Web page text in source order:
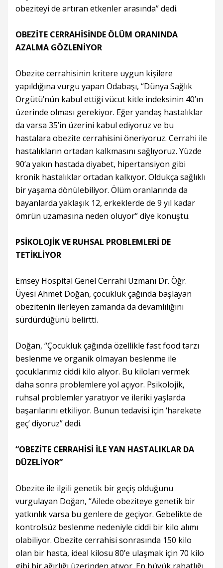
obeziteyi de artıran etkenler arasında” dedi.
OBEZİTE CERRAHİSİNDE ÖLÜM ORANINDA
AZALMA GÖZLENİYOR
Obezite cerrahisinin kritere uygun kişilere
yapıldığına vurgu yapan Odabaşı, “Dünya Sağlık
Örgütü’nün kabul ettiği vücut kitle indeksinin 40’ın
üzerinde olması gerekiyor. Eğer yandaş hastalıklar
da varsa 35’in üzerini kabul ediyoruz ve bu
hastalara obezite cerrahisini öneriyoruz. Cerrahi ile
hastalıkların ortadan kalkmasını sağlıyoruz. Yüzde
90’a yakın hastada diyabet, hipertansiyon gibi
kronik hastalıklar ortadan kalkıyor. Oldukça sağlıklı
bir yaşama dönülebiliyor. Ölüm oranlarında da
bayanlarda yaklaşık 12, erkeklerde de 9 yıl kadar
ömrün uzamasına neden oluyor” diye konuştu.
PSİKOLOJİK VE RUHSAL PROBLEMLERİ DE
TETİKLİYOR
Emsey Hospital Genel Cerrahi Uzmanı Dr. Öğr.
Üyesi Ahmet Doğan, çocukluk çağında başlayan
obezitenin ilerleyen zamanda da devamlılığını
sürdürdüğünü belirtti.
Doğan, “Çocukluk çağında özellikle fast food tarzı
beslenme ve organik olmayan beslenme ile
çocuklarımız ciddi kilo alıyor. Bu kiloları vermek
daha sonra problemlere yol açıyor. Psikolojik,
ruhsal problemler yaratıyor ve ileriki yaşlarda
başarılarını etkiliyor. Bunun tedavisi için ‘harekete
geç’ diyoruz” dedi.
“OBEZİTE CERRAHİSİ İLE YAN HASTALIKLAR DA
DÜZELİYOR”
Obezite ile ilgili genetik bir geçiş olduğunu
vurgulayan Doğan, “Ailede obeziteye genetik bir
yatkınlık varsa bu genlere de geçiyor. Gebelikte de
kontrolsüz beslenme nedeniyle ciddi bir kilo alımı
olabiliyor. Obezite cerrahisi sonrasında 150 kilo
olan bir hasta, ideal kilosu 80’e ulaşmak için 70 kilo